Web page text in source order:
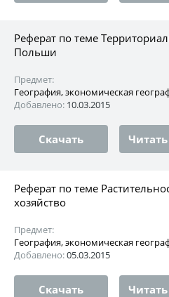
Реферат по теме
Польши
Предмет:
География, экономическая
Добавлено: 10.03.2015
Скачать
Реферат по теме
хозяйство
Предмет:
География, экономическая
Добавлено:05.03.2015
Скачать